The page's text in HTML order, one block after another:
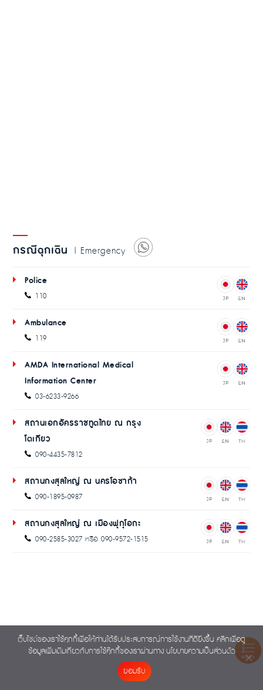
INDEX
กรณีฉุกเฉิน | Emergency
Police
110
Ambulance
119
AMDA International Medical
Information Center
03-6233-9266
สถานเอกอัครราชทูตไทย ณ กรุง
โตเกียว
090-4435-7812
สถานกงสุลใหญ่ ณ นครโอซาก้า
090-1895-0987
สถานกงสุลใหญ่ ณ เมืองฟุกุโอกะ
090-2585-3027 หรือ 090-9572-1515
เว็บไซต์ของเราใช้คุกกี้เพื่อให้ท่านได้รับประสบการณ์การใช้งานที่ดียิ่งขึ้น คลิกเพื่อดู
ข้อมูลเพิ่มเติมเกี่ยวกับการใช้คุ๊กกี้ของเราผ่านทาง นโยบายความเป็นส่วนตัว
ยอมรับ